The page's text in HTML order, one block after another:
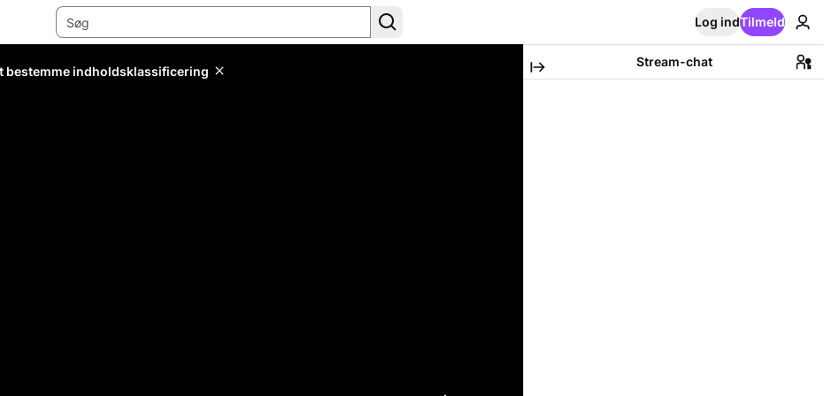
Log indTilmeld
bestemme indholdsklassificering
Stream-chat